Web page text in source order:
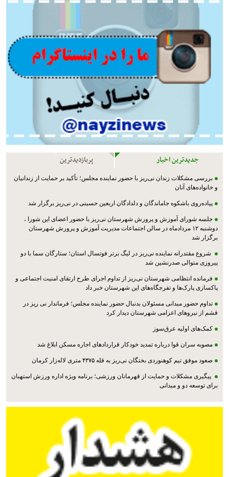
جدیدترین اخبار پربازدیدترین
بررسی مشکلات زندان نی‌ریز با حضور نماینده مجلس؛ تأکید بر حمایت از زندانیان
و خانواده‌های آنان
پیاده‌روی باشکوه جاماندگان و دلدادگان اربعین حسینی در نی‌ریز برگزار شد
جلسه شورای آموزش و پرورش شهرستان نی‌ریز با حضور اعضای این شورا ،
دوشنبه ۱۲ مردادماه در سالن اجتماعات مدیریت آموزش و پرورش شهرستان
برگزار شد
شروع مقتدرانه نماینده نی‌ریز در لیگ برتر فوتسال استان؛ ستارگان سما با دو
پیروزی متوالی صدرنشین شد
فرمانده انتظامی شهرستان نی‌ریز از تداوم اجرای طرح ارتقای امنیت اجتماعی و
پاکسازی پارک‌ها و تفرجگاه‌های این شهرستان خبر داد
تداوم حضور میدانی مسئولان بدنبال حضور نماینده مجلس؛ فرماندار نی ریز در
قشم از نیروهای اعزامی شهرستان دیدار کرد
کمک‌های اولیه عرق‌سوز
مصوبه سران قوا درباره تمدید خودکار قراردادهای اجاره مسکن ابلاغ شد
صعود موفق تیم کوهنوردی بختگان نی‌ریز به قله ۴۳۷۵ متری لاله‌زار کرمان
پیگیری مشکلات و حمایت از قهرمانان ورزشی؛ برنامه ویژه اداره ورزش استهبان
برای توسعه دو و میدانی